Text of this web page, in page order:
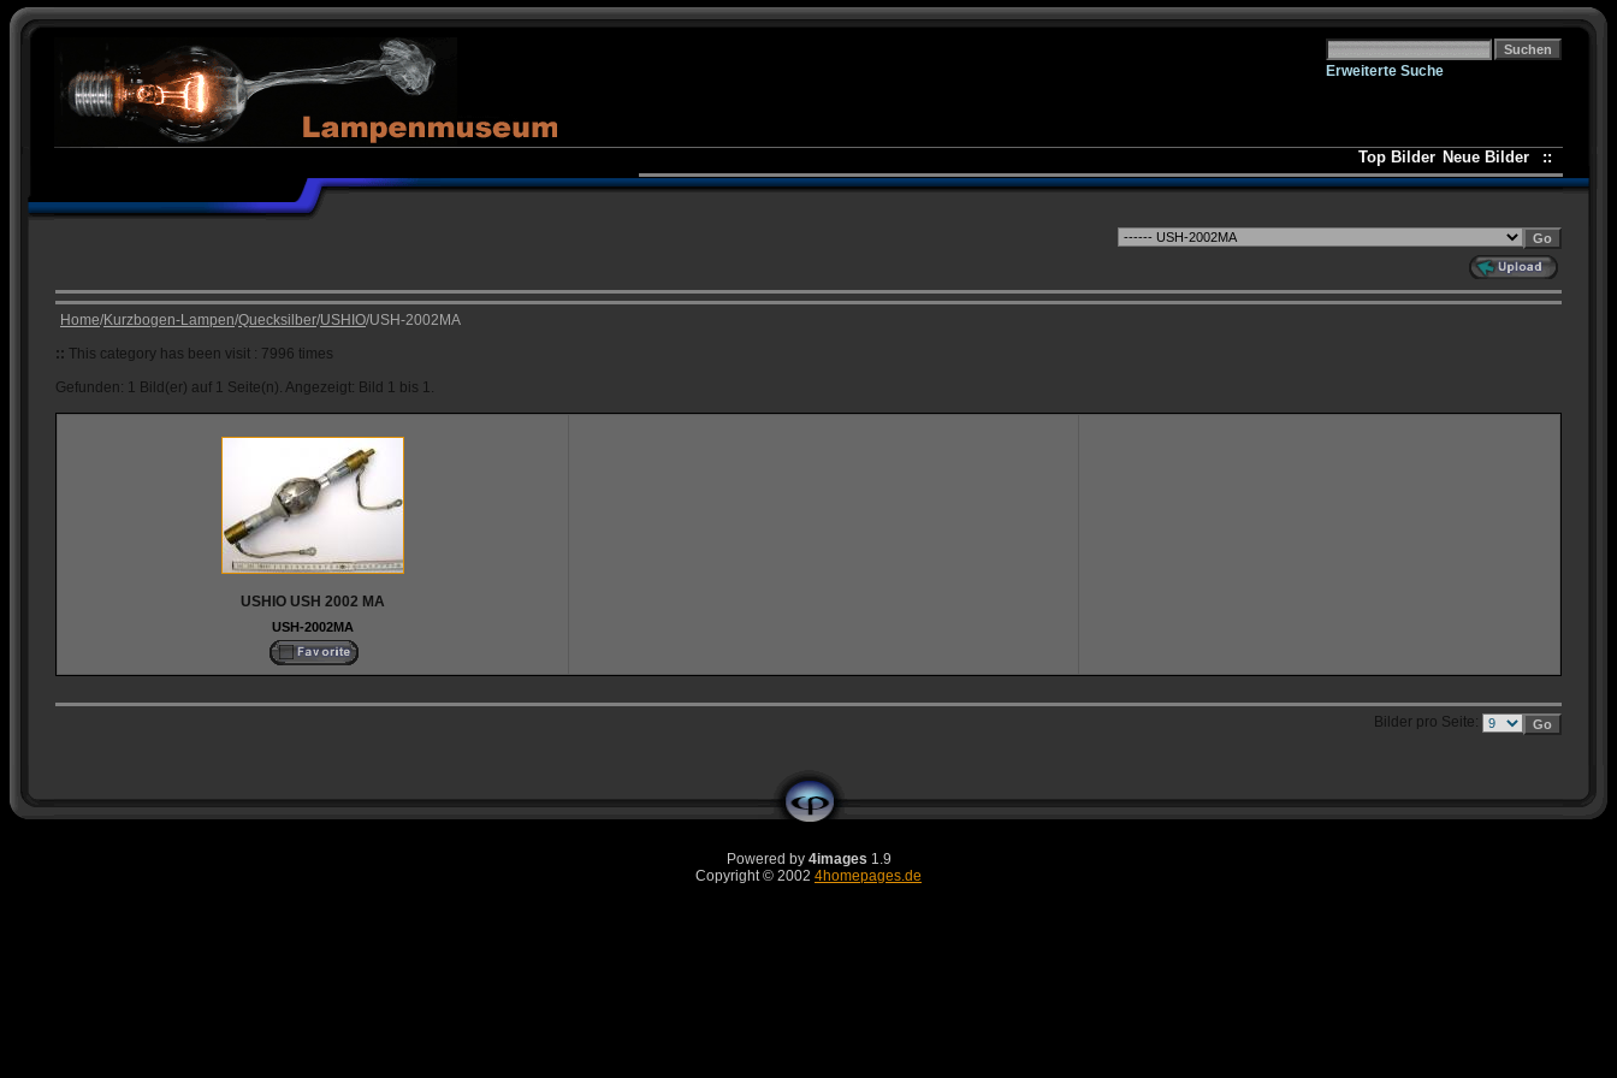
Erweiterte Suche
Top Bilder Neue Bilder ::
Home/Kurzbogen-Lampen/Quecksilber/USHIO/USH-2002MA
:: This category has been visit : 7996 times
Gefunden: 1 Bild(er) auf 1 Seite(n). Angezeigt: Bild 1 bis 1.
USHIO USH 2002 MA
USH-2002MA
Bilder pro Seite:
Powered by 4images 1.9
Copyright © 2002 4homepages.de